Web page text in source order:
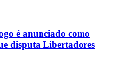
é anunciado como
disputa Libertadores